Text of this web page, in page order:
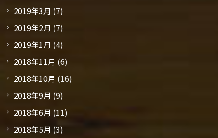
2019年3月 (7)
2019年2月 (7)
2019年1月 (4)
2018年11月 (6)
2018年10月 (16)
2018年9月 (9)
2018年6月 (11)
2018年5月 (3)